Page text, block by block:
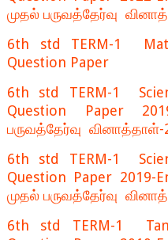
முதல் பருவத்தேர்வு
6th std TERM-1
Question Paper
6th std TERM-1
Question Paper
பருவத்தேர்வு
6th std TERM-1
Question Paper 2019-
முதல் பருவத்தேர்வு
6th std TERM-1